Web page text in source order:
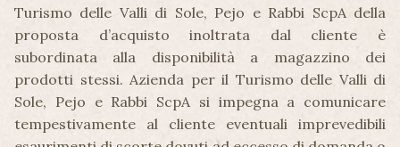
Turismo delle Valli di Sole, Pejo e Rabbi ScpA della
proposta d’acquisto inoltrata dal cliente è
subordinata alla disponibilità a magazzino dei
prodotti stessi. Azienda per il Turismo delle Valli di
Sole, Pejo e Rabbi ScpA si impegna a comunicare
tempestivamente al cliente eventuali imprevedibili